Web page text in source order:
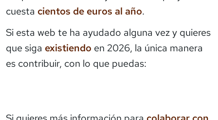
cuesta cientos de euros al año.
Si esta web te ha ayudado alguna vez y quieres
que siga existiendo en 2026, la única manera
es contribuir, con lo que puedas: